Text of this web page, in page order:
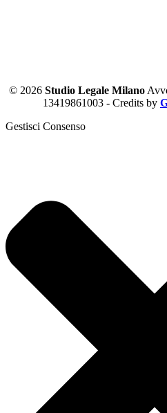
© 2026 Studio Legale Milano
13419861003 - Credits by
Gestisci Consenso